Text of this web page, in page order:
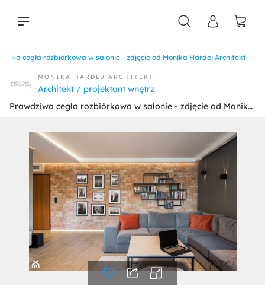
cegła rozbiórkowa w salonie - zdjęcie od Monika Hardej Architekt
MONIKA HARDEJ ARCHITEKT
Architekt / projektant wnętrz
Prawdziwa cegła rozbiórkowa w salonie - zdjęcie od Monika Hardej Architekt